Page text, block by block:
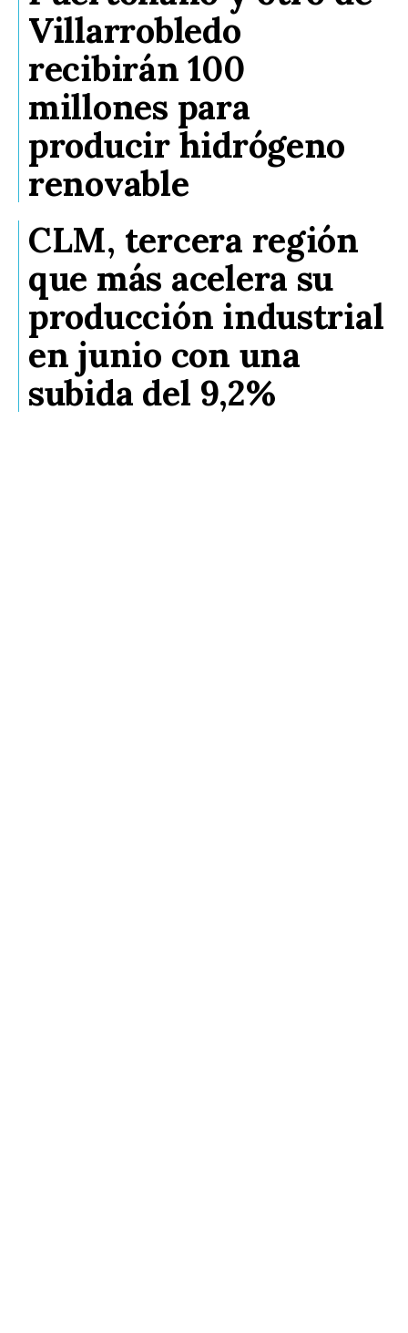
Villarrobledo
recibirán 100
millones para
producir hidrógeno
renovable
CLM, tercera región
que más acelera su
producción industrial
en junio con una
subida del 9,2%